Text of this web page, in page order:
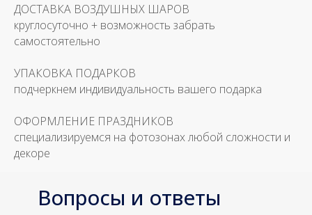
ДОСТАВКА ВОЗДУШНЫХ ШАРОВ
круглосуточно + возможность забрать
самостоятельно
УПАКОВКА ПОДАРКОВ
подчеркнем индивидуальность вашего подарка
ОФОРМЛЕНИЕ ПРАЗДНИКОВ
специализируемся на фотозонах любой сложности и
декоре
Вопросы и ответы